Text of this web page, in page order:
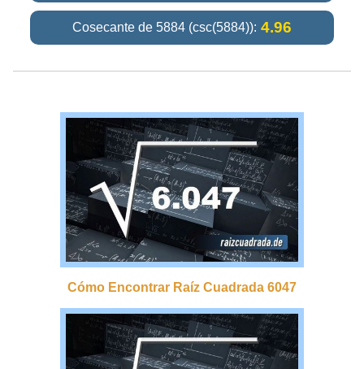
Cosecante de 5884 (csc(5884)): 4.96
Cómo Encontrar Raíz Cuadrada 6047